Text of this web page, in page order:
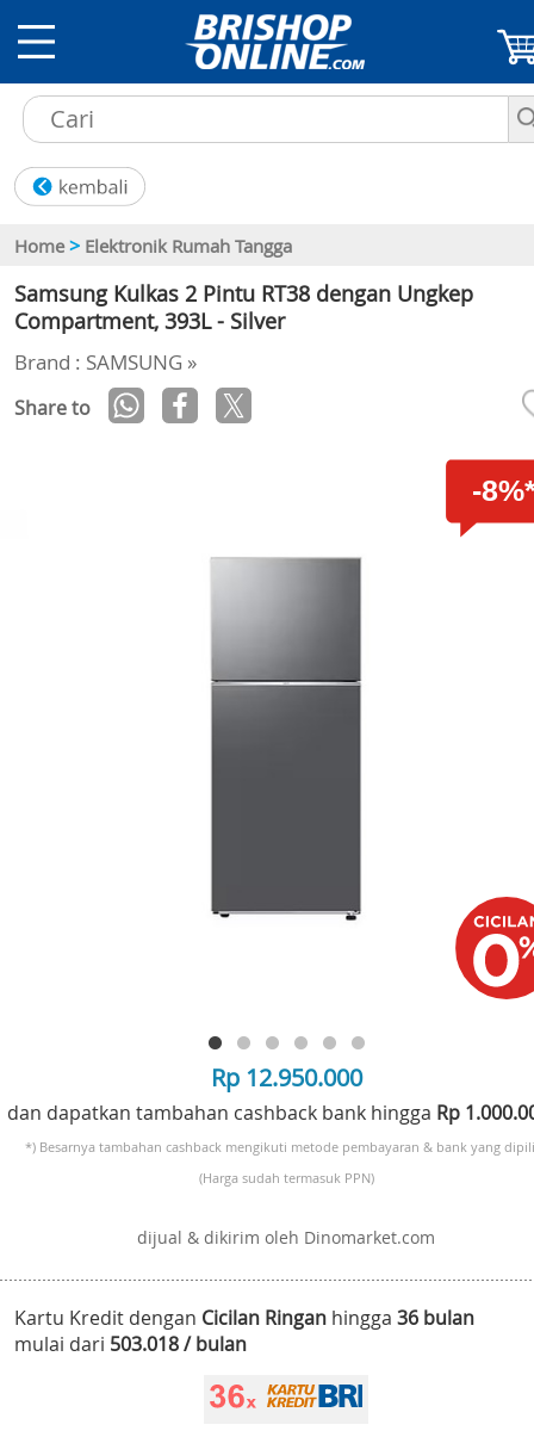
Home > Elektronik Rumah Tangga
Samsung Kulkas 2 Pintu RT38 dengan Ungkep
Compartment, 393L - Silver
Brand : SAMSUNG »
Share to
-
Rp 12.950.000
dan dapatkan tambahan cashback bank hingga Rp
*) Besarnya tambahan cashback mengikuti metode pembayaran & bank yang
(Harga sudah termasuk PPN)
dijual & dikirim oleh Dinomarket.com
Kartu Kredit dengan Cicilan Ringan hingga 36 bulan
mulai dari 503.018 / bulan